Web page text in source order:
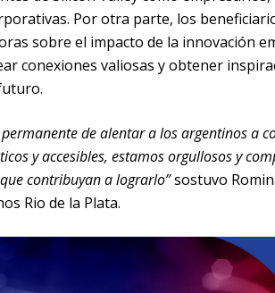
Por otra parte, los
sobre el impacto de la innovación
conexiones valiosas y obtener
permanente de alentar a los argentinos a
y accesibles, estamos orgullosos y
contribuyan a lograrlo”sostuvo
Rio de la Plata.